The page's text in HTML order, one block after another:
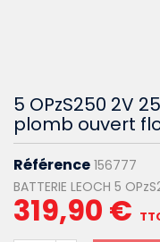
5 OPzS250 2V
plomb ouvert
Référence 156777
BATTERIE LEOCH 5
319,90 €